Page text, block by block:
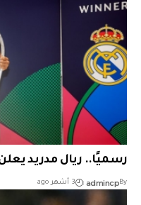
رسميًا.. ريال مدريد يعلن
By
admincp 3 أشهر ago